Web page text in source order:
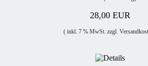
28,00 EUR
( inkl. 7 % MwSt. zzgl.